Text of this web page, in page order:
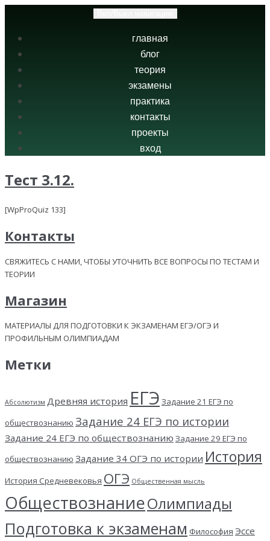
главная
блог
теория
экзамены
практика
контакты
проекты
вход
Тест 3.12.
[WpProQuiz 133]
Контакты
СВЯЖИТЕСЬ С НАМИ, ЧТОБЫ УТОЧНИТЬ ВСЕ ВОПРОСЫ ПО ТЕСТАМ И
ТЕОРИИ
Магазин
МАТЕРИАЛЫ ДЛЯ ПОДГОТОВКИ К ЭКЗАМЕНАМ ЕГЭ/ОГЭ И
ПРОФИЛЬНЫМ ОЛИМПИАДАМ
Метки
Абсолютизм Древняя история ЕГЭ Задание 21 ЕГЭ по
обществознанию Задание 24 ЕГЭ по истории
Задание 24 ЕГЭ по обществознанию Задание 29 ЕГЭ по
обществознанию Задание 34 ОГЭ по истории История
История Средневековья ОГЭ Общественная мысль
ОбществознаниеОлимпиады
Подготовка к экзаменам Философия Эссе